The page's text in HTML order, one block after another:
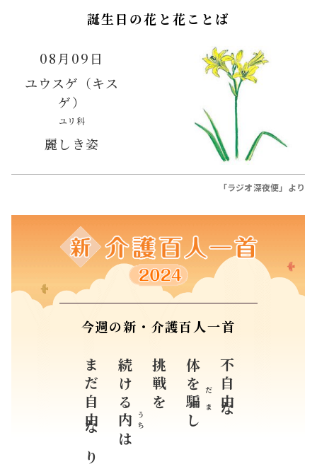
誕生日の花と花ことば
08月09日
ユウスゲ（キス
ゲ）
ユリ科
麗しき姿
「ラジオ深夜便」より
今週の新・介護百人一首
不自由な
体を
騙 だま
し
挑戦を
続ける
内 うち
は
まだ自由なり